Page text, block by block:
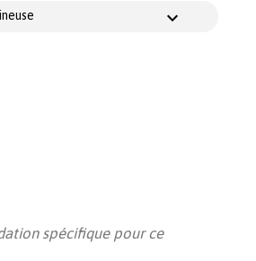
spécifique pour ce